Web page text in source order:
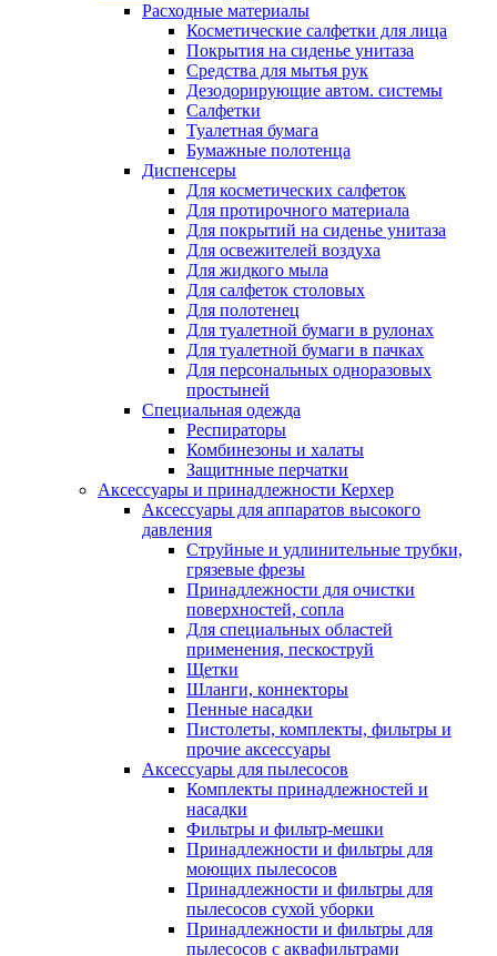
Расходные материалы
Косметические салфетки для лица
Покрытия на сиденье унитаза
Средства для мытья рук
Дезодорирующие автом. системы
Салфетки
Туалетная бумага
Бумажные полотенца
Диспенсеры
Для косметических салфеток
Для протирочного материала
Для покрытий на сиденье унитаза
Для освежителей воздуха
Для жидкого мыла
Для салфеток столовых
Для полотенец
Для туалетной бумаги в рулонах
Для туалетной бумаги в пачках
Для персональных одноразовых
простыней
Специальная одежда
Респираторы
Комбинезоны и халаты
Защитнные перчатки
Аксессуары и принадлежности Керхер
Аксессуары для аппаратов высокого
давления
Струйные и удлинительные трубки,
грязевые фрезы
Принадлежности для очистки
поверхностей, сопла
Для специальных областей
применения, пескоструй
Щетки
Шланги, коннекторы
Пенные насадки
Пистолеты, комплекты, фильтры и
прочие аксессуары
Аксессуары для пылесосов
Комплекты принадлежностей и
насадки
Фильтры и фильтр-мешки
Принадлежности и фильтры для
моющих пылесосов
Принадлежности и фильтры для
пылесосов сухой уборки
Принадлежности и фильтры для
пылесосов с аквафильтрами